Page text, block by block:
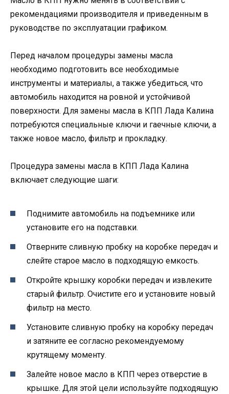
рекомендациями производителя и приведенным в
руководстве по эксплуатации графиком.
Перед началом процедуры замены масла
необходимо подготовить все необходимые
инструменты и материалы, а также убедиться, что
автомобиль находится на ровной и устойчивой
поверхности. Для замены масла в КПП Лада Калина
потребуются специальные ключи и гаечные ключи, а
также новое масло, фильтр и прокладку.
Процедура замены масла в КПП Лада Калина
включает следующие шаги:
Поднимите автомобиль на подъемнике или
установите его на подставки.
Отверните сливную пробку на коробке передач и
слейте старое масло в подходящую емкость.
Откройте крышку коробки передач и извлеките
старый фильтр. Очистите его и установите новый
фильтр на место.
Установите сливную пробку на коробку передач
и затяните ее согласно рекомендуемому
крутящему моменту.
Залейте новое масло в КПП через отверстие в
крышке. Для этой цели используйте подходящую